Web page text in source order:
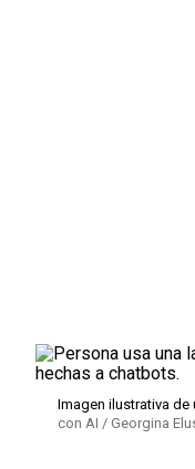
Imagen ilustrativa
con AI / Georgina